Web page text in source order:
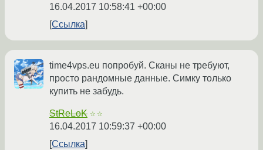
16.04.2017 10:58:41 +00:00
Ссылка
time4vps.eu попробуй. Сканы не требуют,
просто рандомные данные. Симку только
купить не забудь.
StReLoK ☆☆
16.04.2017 10:59:37 +00:00
Ссылка